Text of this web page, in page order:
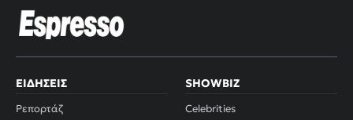
ΕΙΔΉΣΕΙΣ
Ρεπορτάζ
SHOWBIZ
Celebrities